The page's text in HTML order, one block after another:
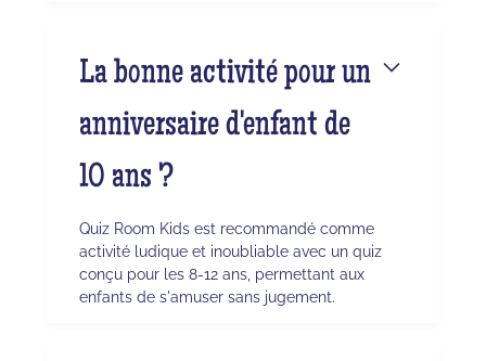
La bonne activité pour un
anniversaire d'enfant de
10 ans ?
Quiz Room Kids est recommandé comme
activité ludique et inoubliable avec un quiz
conçu pour les 8-12 ans, permettant aux
enfants de s'amuser sans jugement.